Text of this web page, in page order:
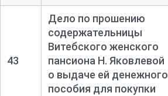
43
Дело по прошению
содержательницы
Витебского женского
пансиона Н. Яковлевой
о выдаче ей денежного
пособия для покупки